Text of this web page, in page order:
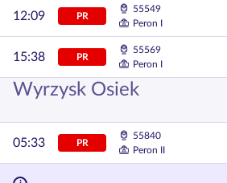
12:09 PR
55549
Peron I
15:38 PR
55569
Peron I
Wyrzysk Osiek
05:33 PR
55840
Peron II